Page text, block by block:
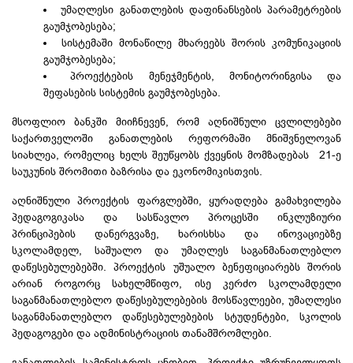
უმაღლესი განათლების დაფინანსების პარამეტრების
გაუმჯობესება;
სისტემაში მონაწილე მხარეებს შორის კომუნიკაციის
გაუმჯობესება;
პროექტების მენეჯმენტის, მონიტორინგისა და
შეფასების სისტემის გაუმჯობესება.
მსოფლიო ბანკში მიიჩნევენ, რომ აღნიშნული ცვლილებები
საქართველოში განათლების რეფორმაში მნიშვნელოვან
სიახლეა, რომელიც ხელს შეუწყობს ქვეყნის მომზადებას 21-ე
საუკუნის შრომითი ბაზრისა და ეკონომიკისთვის.
აღნიშნული პროექტის ფარგლებში, ყურადღება გამახვილება
პედაგოგიკასა და სასწავლო პროცესში ინკლუზიური
პრინციპების დანერგვაზე, ხარისხსა და ინოვაციებზე
სკოლამდელ, საშუალო და უმაღლეს საგანმანათლებლო
დაწესებულებებში. პროექტის უშუალო ბენეფიციარებს შორის
არიან როგორც სახელმწიფო, ისე კერძო სკოლამდელი
საგანმანათლებლო დაწესებულებების მოსწავლეები, უმაღლესი
საგანმანათლებლო დაწესებულებების სტუდენტები, სკოლის
პედაგოგები და ადმინისტრაციის თანამშრომლები.